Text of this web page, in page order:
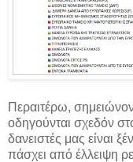
Περαιτέρω,
οδηγούνται σχεδόν
δανειστές μας είναι
πάσχει από έλλειψη